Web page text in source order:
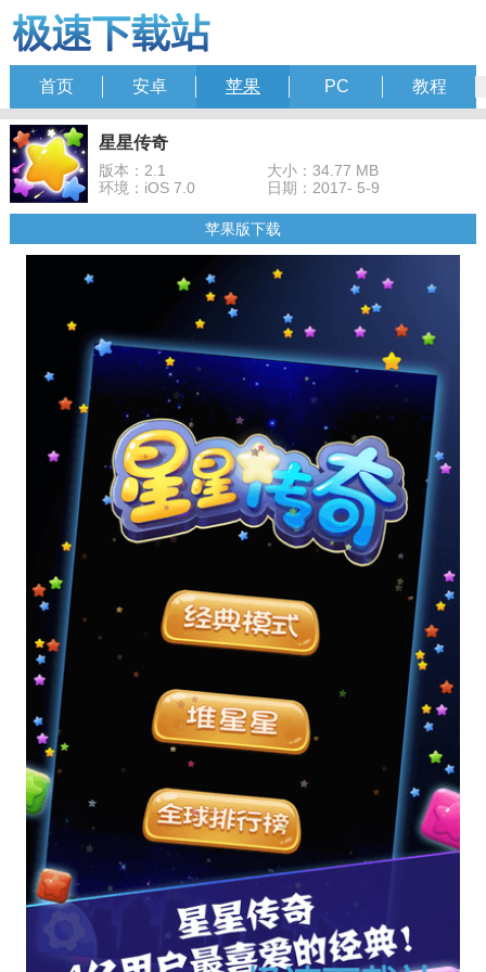
首页 安卓 苹果 PC 教程
星星传奇
版本：2.1
大小：34.77 MB
环境：iOS 7.0
日期：2017- 5-9
苹果版下载